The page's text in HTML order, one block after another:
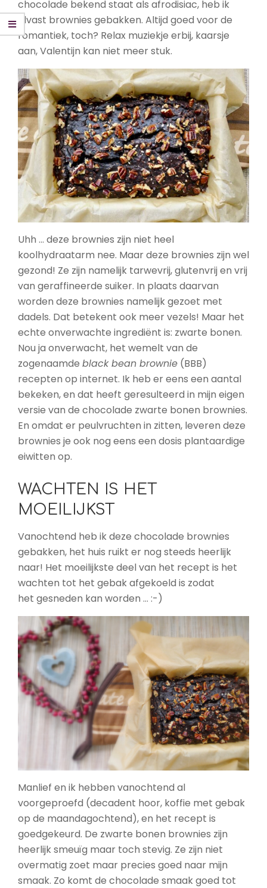
chocolade bekend staat als afrodisiac, heb ik
alvast brownies gebakken. Altijd goed voor de
romantiek, toch? Relax muziekje erbij, kaarsje
aan, Valentijn kan niet meer stuk.
Uhh … deze brownies zijn niet heel
koolhydraatarm nee. Maar deze brownies zijn wel
gezond! Ze zijn namelijk tarwevrij, glutenvrij en vrij
van geraffineerde suiker. In plaats daarvan
worden deze brownies namelijk gezoet met
dadels. Dat betekent ook meer vezels! Maar het
echte onverwachte ingrediënt is: zwarte bonen.
Nou ja onverwacht, het wemelt van de
zogenaamde black bean brownie (BBB)
recepten op internet. Ik heb er eens een aantal
bekeken, en dat heeft geresulteerd in mijn eigen
versie van de chocolade zwarte bonen brownies.
En omdat er peulvruchten in zitten, leveren deze
brownies je ook nog eens een dosis plantaardige
eiwitten op.
WACHTEN IS HET
MOEILIJKST
Vanochtend heb ik deze chocolade brownies
gebakken, het huis ruikt er nog steeds heerlijk
naar! Het moeilijkste deel van het recept is het
wachten tot het gebak afgekoeld is zodat
het gesneden kan worden … :-)
Manlief en ik hebben vanochtend al
voorgeproefd (decadent hoor, koffie met gebak
op de maandagochtend), en het recept is
goedgekeurd. De zwarte bonen brownies zijn
heerlijk smeuïg maar toch stevig. Ze zijn niet
overmatig zoet maar precies goed naar mijn
smaak. Zo komt de chocolade smaak goed tot